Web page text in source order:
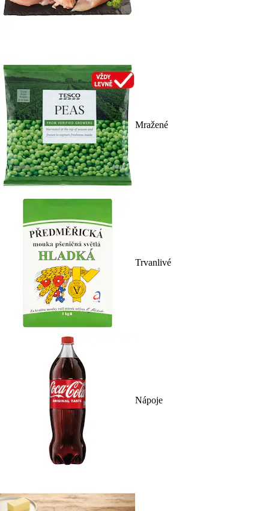
Mražené
Trvanlivé
Nápoje